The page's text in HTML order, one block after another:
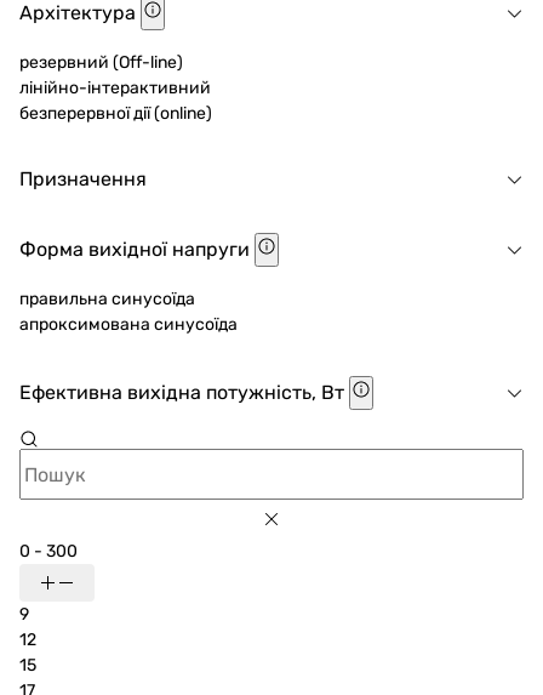
Архітектура
резервний (Off-line)
лінійно-інтерактивний
безперервної дії (online)
Призначення
Форма вихідної напруги
правильна синусоїда
апроксимована синусоїда
Ефективна вихідна потужність, Вт
0 - 300
9
12
15
17